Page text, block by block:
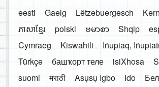
eesti
Gaelg Lëtzebuergesch
ភាសាខ្មែរ
polski ဗမာစာ Shqip
Cymraeg
Kiswahili Iñupiaq,
Türkçe
башҡорт теле isiXhosa
suomi
मराठी Asụsụ Igbo Ido